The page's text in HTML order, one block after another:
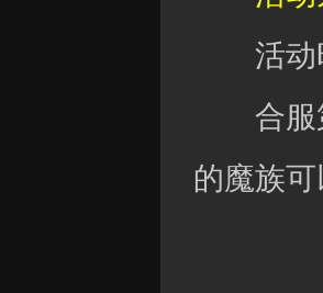
活动
合服第
的魔族